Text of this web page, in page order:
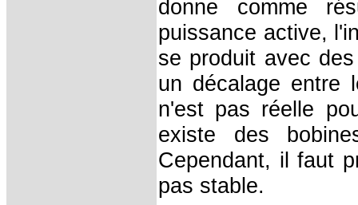
donne comme
puissance active,
se produit avec
un décalage entre
n'est pas réelle
existe des
Cependant, il faut
pas stable.